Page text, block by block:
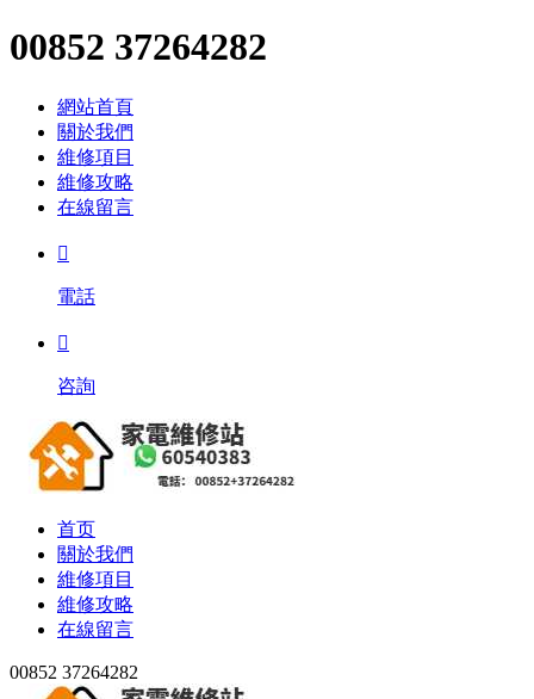
00852 37264282
網站首頁
關於我們
維修項目
維修攻略
在線留言

電話

咨詢
首页
關於我們
維修項目
維修攻略
在線留言
00852 37264282